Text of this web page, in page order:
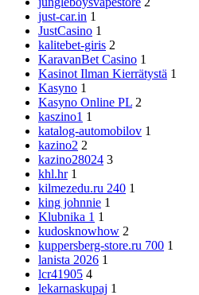
just-car.in 1
JustCasino 1
kalitebet-giris 2
KaravanBet Casino 1
Kasinot Ilman Kierrätystä 1
Kasyno 1
Kasyno Online PL 2
kaszino1 1
katalog-automobilov 1
kazino2 2
kazino28024 3
khl.hr 1
kilmezedu.ru 240 1
king johnnie 1
Klubnika 1 1
kudosknowhow 2
kuppersberg-store.ru 700 1
lanista 2026 1
lcr41905 4
lekarnaskupaj 1